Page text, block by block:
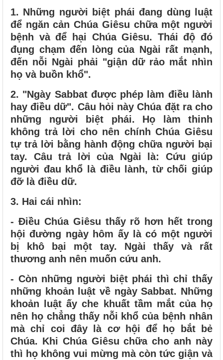
1. Những người biệt phái đang dùng luật
để ngăn cản Chúa Giêsu chữa một người
bệnh và để hại Chúa Giêsu. Thái độ đó
đụng chạm đến lòng của Ngài rất mạnh,
đến nỗi Ngài phải "giận dữ rảo mắt nhìn
họ và buồn khổ".
2. "Ngày Sabbat được phép làm điều lành
hay điều dữ". Câu hỏi này Chúa đặt ra cho
những người biệt phái. Họ làm thinh
không trả lời cho nên chính Chúa Giêsu
tự trả lời bằng hành động chữa người bại
tay. Câu trả lời của Ngài là: Cứu giúp
người đau khổ là điều lành, từ chối giúp
đỡ là điều dữ.
3. Hai cái nhìn:
- Điều Chúa Giêsu thấy rõ hơn hết trong
hội đường ngày hôm ấy là có một người
bị khô bại một tay. Ngài thấy và rất
thương anh nên muốn cứu anh.
- Còn những người biệt phái thì chỉ thấy
những khoản luật về ngày Sabbat. Những
khoản luật ấy che khuất tầm mắt của họ
nên họ chẳng thấy nỗi khổ của bệnh nhân
mà chỉ coi đây là cơ hội để họ bắt bẻ
Chúa. Khi Chúa Giêsu chữa cho anh này
thì họ không vui mừng mà còn tức giận và